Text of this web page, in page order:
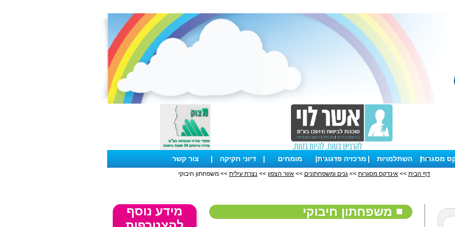
מסגרות
| השתלמויות | מרכזיה פדגוגית| מומחים | דיוני חקיקה | צור קשר
דף הבית >> אינדקס מסגרות >> גנים ומשפחתונים >> אזור הצפון >> נצרת עילית >> משפחתון חיבוקי
משפחתון חיבוקי
מידע נוסף